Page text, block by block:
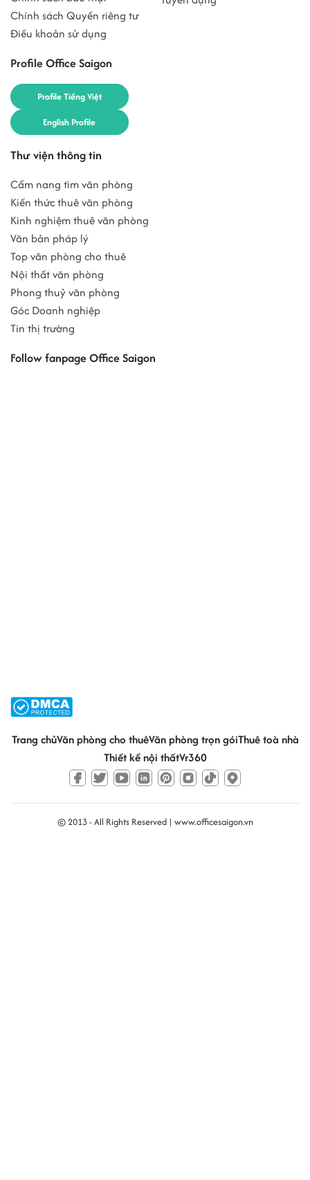
Chính sách Quyền riêng tư
Điều khoản sử dụng
Profile Office Saigon
Profile Tiếng Việt
English Profile
Thư viện thông tin
Cẩm nang tìm văn phòng
Kiến thức thuê văn phòng
Kinh nghiệm thuê văn phòng
Văn bản pháp lý
Top văn phòng cho thuê
Nội thất văn phòng
Phong thuỷ văn phòng
Góc Doanh nghiệp
Tin thị trường
Follow fanpage Office Saigon
Trang chủVăn phòng cho thuêVăn phòng trọn góiThuê toà nhà
Thiết kế nội thấtVr360
© 2013 - All Rights Reserved | www.officesaigon.vn